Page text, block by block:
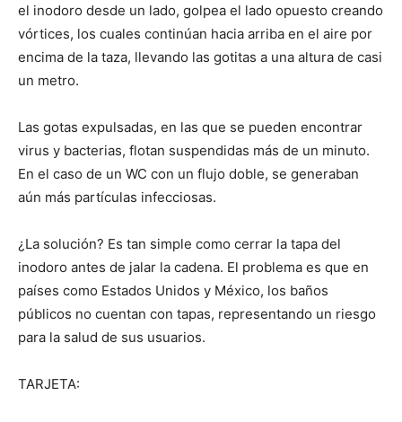
el inodoro desde un lado, golpea el lado opuesto creando
vórtices, los cuales continúan hacia arriba en el aire por
encima de la taza, llevando las gotitas a una altura de casi
un metro.
Las gotas expulsadas, en las que se pueden encontrar
virus y bacterias, flotan suspendidas más de un minuto.
En el caso de un WC con un flujo doble, se generaban
aún más partículas infecciosas.
¿La solución? Es tan simple como cerrar la tapa del
inodoro antes de jalar la cadena. El problema es que en
países como Estados Unidos y México, los baños
públicos no cuentan con tapas, representando un riesgo
para la salud de sus usuarios.
TARJETA: